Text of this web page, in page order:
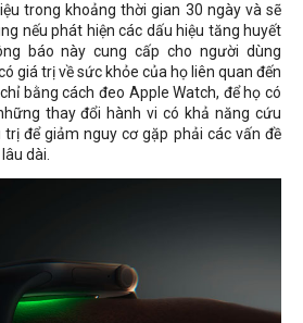
trong khoảng thời gian 30 ngày và sẽ
nếu phát hiện các dấu hiệu tăng huyết
báo này cung cấp cho người dùng
giá trị về sức khỏe của họ liên quan đến
bằng cách đeo Apple Watch, để họ có
thay đổi hành vi có khả năng cứu
để giảm nguy cơ gặp phải các vấn đề
dài.